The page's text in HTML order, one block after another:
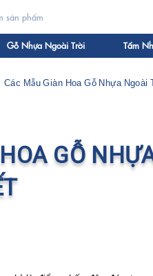
Gỗ Nhựa Ngoài Trời Tấm
Các Mẫu Giàn Hoa Gỗ Nhựa
GỖ